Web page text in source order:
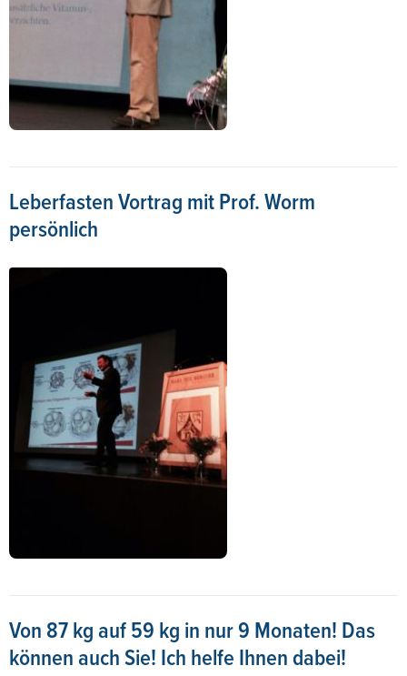
Leberfasten Vortrag mit Prof. Worm
persönlich
Von 87 kg auf 59 kg in nur 9 Monaten! Das
können auch Sie! Ich helfe Ihnen dabei!